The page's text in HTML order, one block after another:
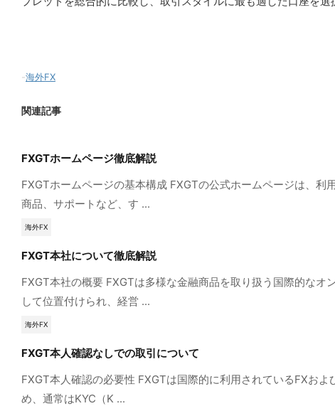
-海外FX
関連記事
FXGTホームページ徹底解説
FXGTホームページの基本構成 FXGTの公式ホームページは、
商品、サポートなど、す ...
海外FX
FXGT本社について徹底解説
FXGT本社の概要 FXGTは多様な金融商品を取り扱う国際的な
して位置付けられ、経営 ...
海外FX
FXGT本人確認なしでの取引について
FXGT本人確認の必要性 FXGTは国際的に利用されているFXお
め、通常はKYC（K ...